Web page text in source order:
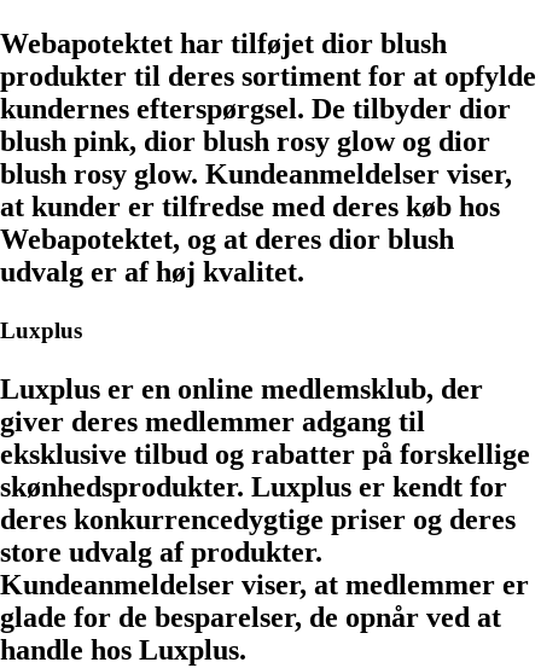
Webapotektet har tilføjet dior blush
produkter til deres sortiment for at opfylde
kundernes efterspørgsel. De tilbyder dior
blush pink, dior blush rosy glow og dior
blush rosy glow. Kundeanmeldelser viser,
at kunder er tilfredse med deres køb hos
Webapotektet, og at deres dior blush
udvalg er af høj kvalitet.
Luxplus
Luxplus er en online medlemsklub, der
giver deres medlemmer adgang til
eksklusive tilbud og rabatter på forskellige
skønhedsprodukter. Luxplus er kendt for
deres konkurrencedygtige priser og deres
store udvalg af produkter.
Kundeanmeldelser viser, at medlemmer er
glade for de besparelser, de opnår ved at
handle hos Luxplus.